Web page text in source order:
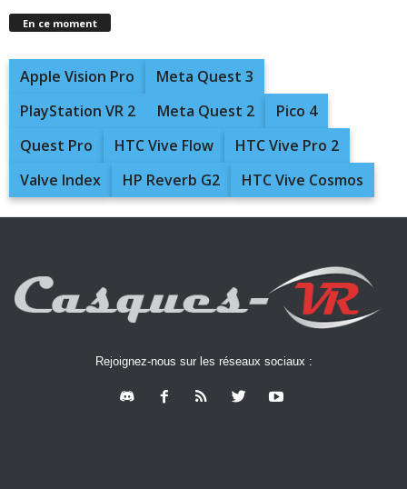
En ce moment
Apple Vision Pro
Meta Quest 3
PlayStation VR 2
Meta Quest 2
Pico 4
Quest Pro
HTC Vive Flow
HTC Vive Pro 2
Valve Index
HP Reverb G2 HTC Vive Cosmos
Rejoignez-nous sur les réseaux sociaux :